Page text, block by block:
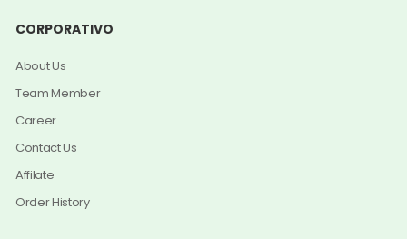
CORPORATIVO
About Us
Team Member
Career
Contact Us
Affilate
Order History